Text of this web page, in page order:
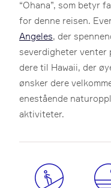
“Ohana”, som betyr
for denne reisen.
Angeles, der
severdigheter
dere til Hawaii, der
ønsker dere
enestående
aktiviteter.